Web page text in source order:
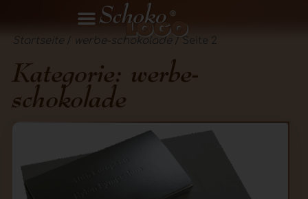
Startseite/ werbe-schokolade/ Seite 2
Kategorie: werbe-
schokolade